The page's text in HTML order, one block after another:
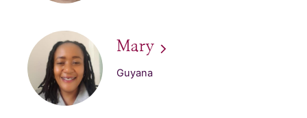
Mary
Guyana